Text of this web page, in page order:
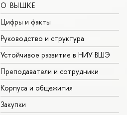
О ВЫШКЕ
Цифры и факты
Руководство и структура
Устойчивое развитие в НИУ ВШЭ
Преподаватели и сотрудники
Корпуса и общежития
Закупки